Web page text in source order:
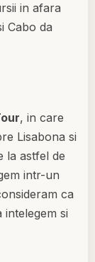
in afara
Cabo da
, in care
Lisabona si
la astfel de
intr-un
ca
si